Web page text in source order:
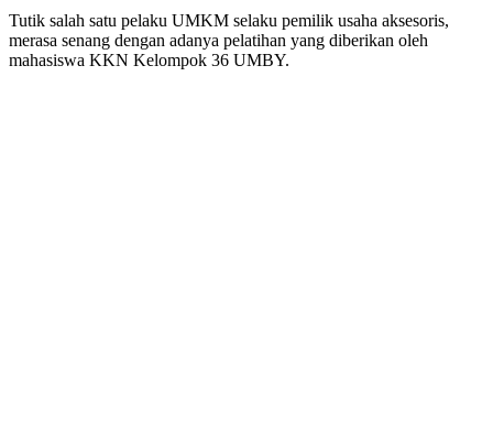
Tutik salah satu pelaku UMKM selaku pemilik usaha aksesoris,
merasa senang dengan adanya pelatihan yang diberikan oleh
mahasiswa KKN Kelompok 36 UMBY.